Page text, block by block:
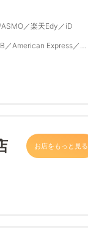
／楽天Edy／iD
／American Express／
お店をもっと見る